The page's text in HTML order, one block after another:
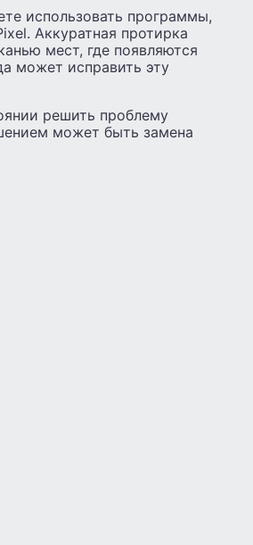
использовать программы,
Аккуратная протирка
мест, где появляются
может исправить эту
решить проблему
может быть замена